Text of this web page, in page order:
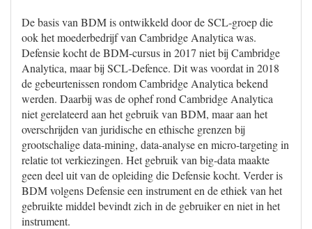
De basis van BDM is ontwikkeld door de SCL-groep die
ook het moederbedrijf van Cambridge Analytica was.
Defensie kocht de BDM-cursus in 2017 niet bij Cambridge
Analytica, maar bij SCL-Defence. Dit was voordat in 2018
de gebeurtenissen rondom Cambridge Analytica bekend
werden. Daarbij was de ophef rond Cambridge Analytica
niet gerelateerd aan het gebruik van BDM, maar aan het
overschrijden van juridische en ethische grenzen bij
grootschalige data-mining, data-analyse en micro-targeting in
relatie tot verkiezingen. Het gebruik van big-data maakte
geen deel uit van de opleiding die Defensie kocht. Verder is
BDM volgens Defensie een instrument en de ethiek van het
gebruikte middel bevindt zich in de gebruiker en niet in het
instrument.